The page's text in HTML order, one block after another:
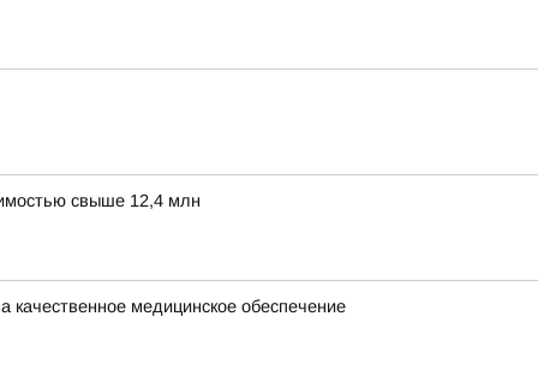
свыше 12,4 млн
медицинское обеспечение